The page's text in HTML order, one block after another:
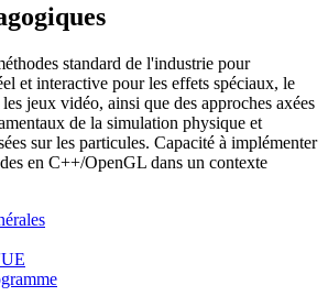
standard de l'industrie pour
et interactive pour les effets spéciaux, le
jeux vidéo, ainsi que des approches axées
de la simulation physique et
sur les particules. Capacité à implémenter
en C++/OpenGL dans un contexte